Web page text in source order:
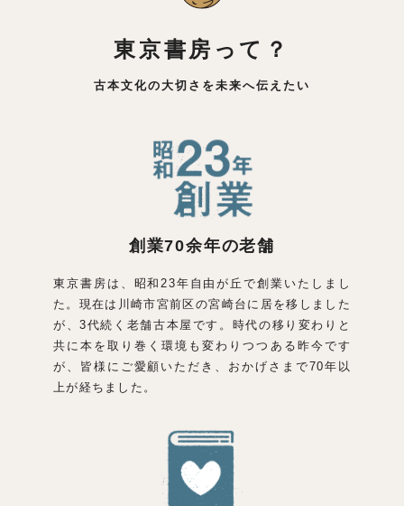
東京書房って？
古本文化の大切さを未来へ伝えたい
創業70余年の老舗
東京書房は、昭和23年自由が丘で創業いたしまし
た。現在は川崎市宮前区の宮崎台に居を移しました
が、3代続く老舗古本屋です。時代の移り変わりと
共に本を取り巻く環境も変わりつつある昨今です
が、皆様にご愛顧いただき、おかげさまで70年以
上が経ちました。